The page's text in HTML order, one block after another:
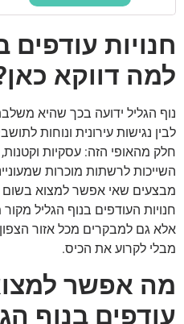
חנויות עודפים
למה דווקא
נוף הגליל ידועה בכך שהיא
לבין נגישות עירונית ונוחות
חלק מהאופי הזה: עסקיות
השייכות לרשתות מוכרות
מבצעים שאי אפשר למצוא בשום
חנויות העודפים בנוף הגליל
אלא גם למבקרים מכל אזור
מבלי לקרוע את הכיס.
מה אפשר
עודפים בנוף